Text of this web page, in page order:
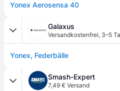
Yonex Aerosensa 40
Galaxus
Versandkostenfrei, 3–5
Yonex, Federbälle
Smash-Expert
7,49 € Versand